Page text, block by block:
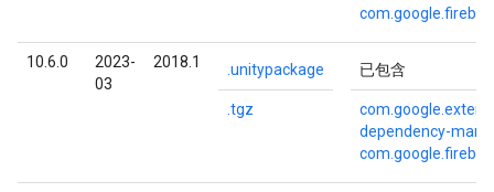
10.6.0
2023-
03
2018.1 .unitypackage
.tgz
已包含
dependency-